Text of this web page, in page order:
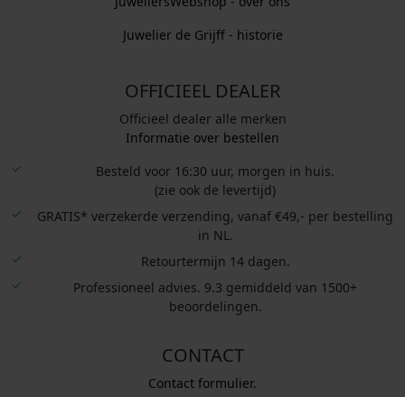
Juwelier de Grijff - historie
OFFICIEEL DEALER
Officieel dealer alle merken
Informatie over bestellen
Besteld voor 16:30 uur, morgen in huis.
(zie ook de levertijd)
GRATIS* verzekerde verzending, vanaf €49,- per bestelling
in NL.
Retourtermijn 14 dagen.
Professioneel advies. 9.3 gemiddeld van 1500+
beoordelingen.
CONTACT
Contact formulier.